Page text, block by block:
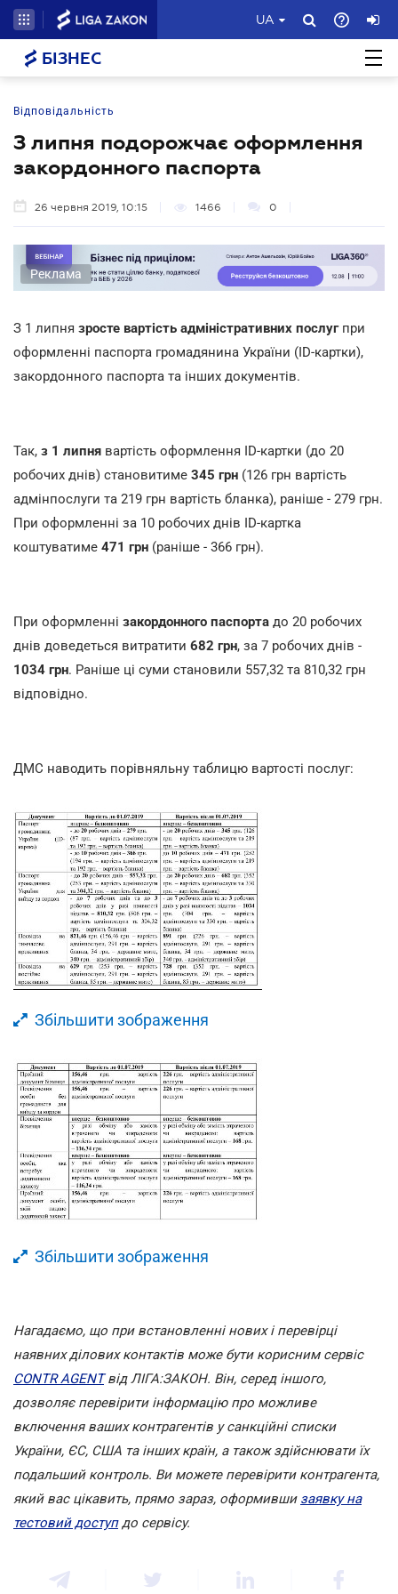
UA
БІЗНЕС
Відповідальність
З липня подорожчає оформлення
закордонного паспорта
26 червня 2019, 10:15 1466 0
Реклама
З 1 липня зросте вартість адміністративних послугпри
оформленні паспорта громадянина України (ID-картки),
закордонного паспорта та інших документів.
Так, з 1 липня вартість оформлення ID-картки (до 20
робочих днів) становитиме 345 грн (126 грн вартість
адмінпослуги та 219 грн вартість бланка), раніше - 279 грн.
При оформленні за 10 робочих днів ID-картка
коштуватиме 471 грн (раніше - 366 грн).
При оформленні закордонного паспорта до 20 робочих
днів доведеться витратити 682 грн, за 7 робочих днів -
1034 грн. Раніше ці суми становили 557,32 та 810,32 грн
відповідно.
ДМС наводить порівняльну таблицю вартості послуг:
Збільшити зображення
Збільшити зображення
Нагадаємо, що при встановленні нових і перевірці
наявних ділових контактів може бути корисним сервіс
CONTR AGENTвід ЛІГА:ЗАКОН. Він, серед іншого,
дозволяє перевірити інформацію про можливе
включення ваших контрагентів у санкційні списки
України, ЄС, США та інших країн, а також здійснювати їх
подальший контроль. Ви можете перевірити контрагента,
який вас цікавить, прямо зараз, оформивши заявку на
тестовий доступдо сервісу.